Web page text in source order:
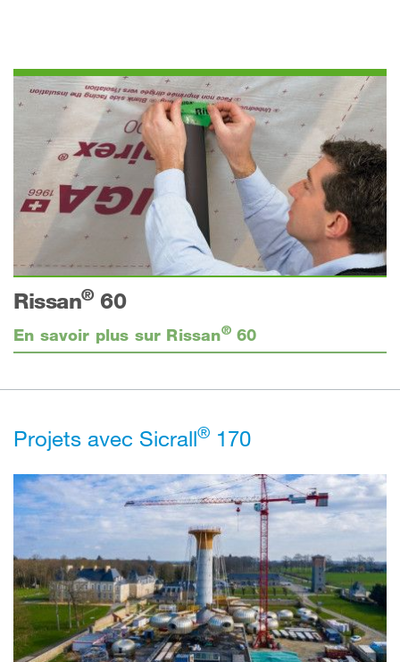
Rissan®60
En savoir plus sur Rissan®60
Projets avec Sicrall® 170